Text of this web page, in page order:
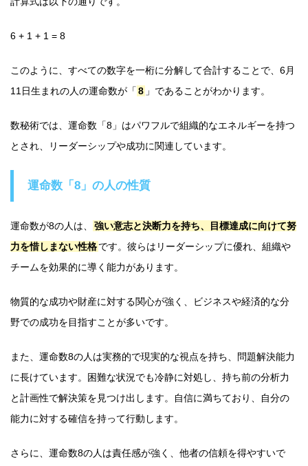
6 + 1 + 1 = 8
このように、すべての数字を一桁に分解して合計することで、6月
11日生まれの人の運命数が「 8 」であることがわかります。
数秘術では、運命数「8」はパワフルで組織的なエネルギーを持つ
とされ、リーダーシップや成功に関連しています。
運命数「8」の人の性質
運命数が8の人は、
強い意志と決断力を持ち、目標達成に向けて努
力を惜しまない性格です。彼らはリーダーシップに優れ、組織や
チームを効果的に導く能力があります。
物質的な成功や財産に対する関心が強く、ビジネスや経済的な分
野での成功を目指すことが多いです。
また、運命数8の人は実務的で現実的な視点を持ち、問題解決能力
に長けています。困難な状況でも冷静に対処し、持ち前の分析力
と計画性で解決策を見つけ出します。自信に満ちており、自分の
能力に対する確信を持って行動します。
さらに、運命数8の人は責任感が強く、他者の信頼を得やすいで